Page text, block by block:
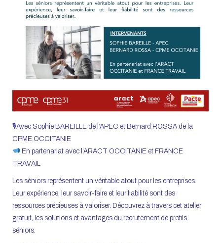
🎙Avec Sophie BAREILLE de l’APEC et Bernard ROSSA de la
CPME OCCITANIE
En partenariat avec l’ARACT OCCITANIE et FRANCE
TRAVAIL
Les séniors représentent un véritable atout pour les entreprises.
Leur expérience, leur savoir-faire et leur fiabilité sont des
ressources précieuses à valoriser. Découvrez à travers cet atelier
gratuit, les solutions et avantages du recrutement de profils
séniors.